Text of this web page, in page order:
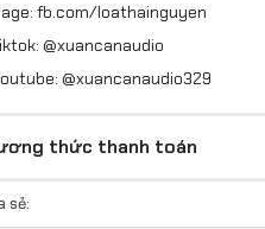
fb.com/loathainguyen
@xuancanaudio
@xuancanaudio329
thức thanh toán
sẻ: